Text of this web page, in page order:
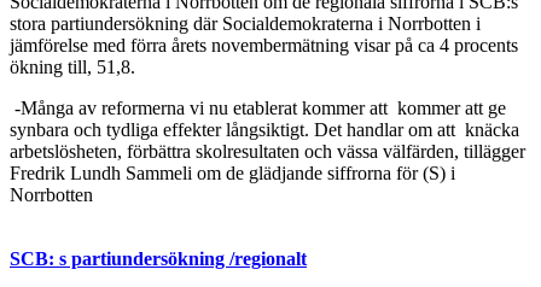
stora partiundersökning där Socialdemokraterna i Norrbotten i
jämförelse med förra årets novembermätning visar på ca 4 procents
ökning till, 51,8.
-Många av reformerna vi nu etablerat kommer att kommer att ge
synbara och tydliga effekter långsiktigt. Det handlar om att knäcka
arbetslösheten, förbättra skolresultaten och vässa välfärden, tillägger
Fredrik Lundh Sammeli om de glädjande siffrorna för (S) i
Norrbotten
SCB: s partiundersökning /regionalt